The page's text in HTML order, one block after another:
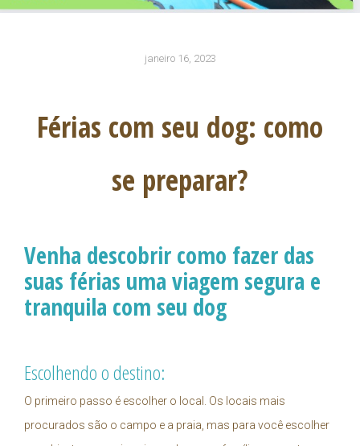
janeiro 16, 2023
Férias com seu dog: como
se preparar?
Venha descobrir como fazer das
suas férias uma viagem segura e
tranquila com seu dog
Escolhendo o destino:
O primeiro passo é escolher o local. Os locais mais
procurados são o campo e a praia, mas para você escolher